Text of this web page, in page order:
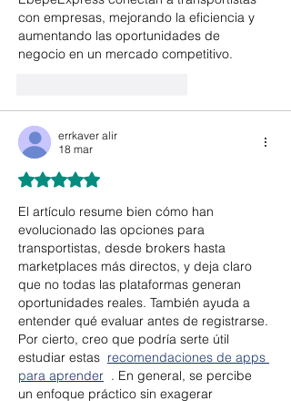
con empresas, mejorando la eficiencia y
aumentando las oportunidades de
negocio en un mercado competitivo.
errkaver alir
18 mar
Obtuvo 5 de 5 estrellas.
El artículo resume bien cómo han
evolucionado las opciones para
transportistas, desde brokers hasta
marketplaces más directos, y deja claro
que no todas las plataformas generan
oportunidades reales. También ayuda a
entender qué evaluar antes de registrarse.
Por cierto, creo que podría serte útil
estudiar estas recomendaciones de apps
para aprender
  . En general, se percibe
un enfoque práctico sin exagerar